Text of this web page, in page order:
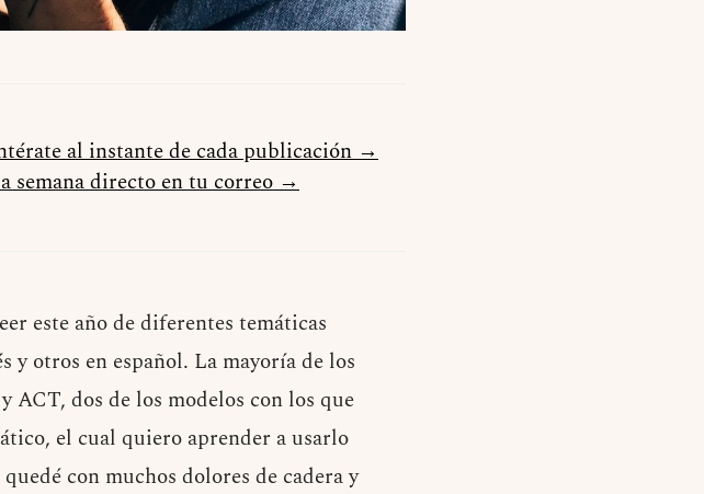
al instante de cada publicación →
semana directo en tu correo →
este año de diferentes temáticas
y otros en español. La mayoría de los
ACT, dos de los modelos con los que
el cual quiero aprender a usarlo
con muchos dolores de cadera y